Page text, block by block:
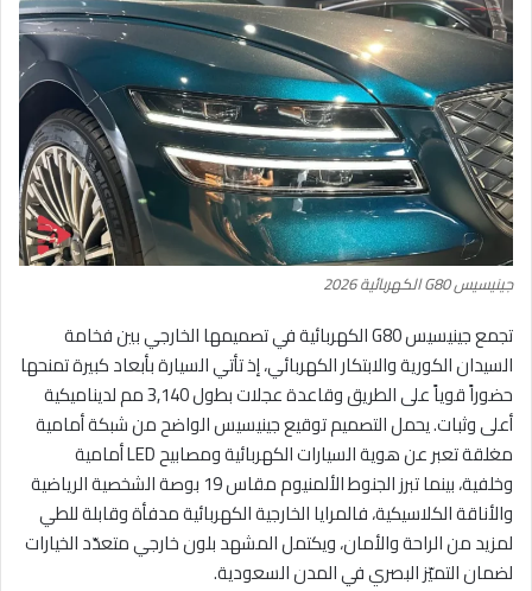
جينيسيس G80 الكهربائية 2026
تجمع جينيسيس G80 الكهربائية في تصميمها الخارجي بين فخامة
السيدان الكورية والابتكار الكهربائي، إذ تأتي السيارة بأبعاد كبيرة تمنحها
حضوراً قوياً على الطريق وقاعدة عجلات بطول 3,140 مم لديناميكية
أعلى وثبات. يحمل التصميم توقيع جينيسيس الواضح من شبكة أمامية
مغلقة تعبر عن هوية السيارات الكهربائية ومصابيح LED أمامية
وخلفية، بينما تبرز الجنوط الألمنيوم مقاس 19 بوصة الشخصية الرياضية
والأناقة الكلاسيكية، فالمرايا الخارجية الكهربائية مدفأة وقابلة للطي
لمزيد من الراحة والأمان، ويكتمل المشهد بلون خارجي متعدّد الخيارات
لضمان التميّز البصري في المدن السعودية.